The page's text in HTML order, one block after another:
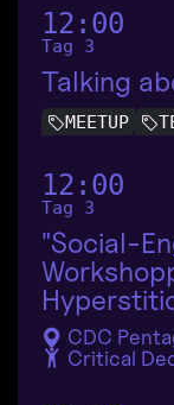
12:00
Tag 3
Talking
MEETUP
12:00
Tag 3
"Social-
CDC
Critical